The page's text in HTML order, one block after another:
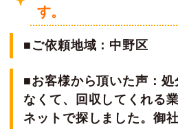
す。
■ご依頼地域：中野区
■お客様から頂いた声：処
なくて、回収してくれる
ネットで探しました。御